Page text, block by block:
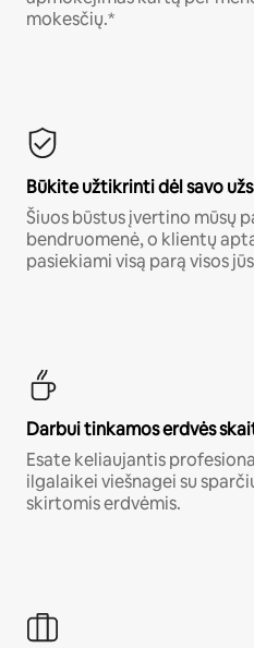
mokesčių.*
Būkite užtikrinti dėl savo
Šiuos būstus įvertino mūsų
bendruomenė, o klientų
pasiekiami visą parą visos
Darbui tinkamos erdvės
Esate keliaujantis
ilgalaikei viešnagei su
skirtomis erdvėmis.